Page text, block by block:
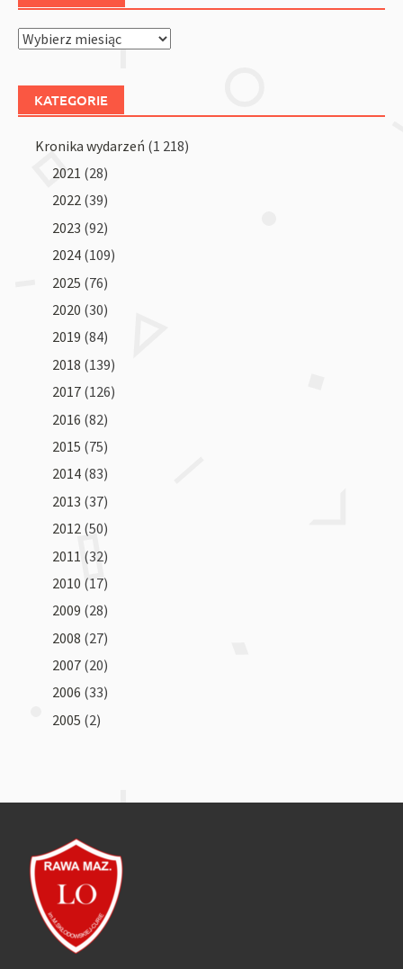
Archiwum
KATEGORIE
Kronika wydarzeń (1 218)
2021 (28)
2022 (39)
2023 (92)
2024 (109)
2025 (76)
2020 (30)
2019 (84)
2018 (139)
2017 (126)
2016 (82)
2015 (75)
2014 (83)
2013 (37)
2012 (50)
2011 (32)
2010 (17)
2009 (28)
2008 (27)
2007 (20)
2006 (33)
2005 (2)